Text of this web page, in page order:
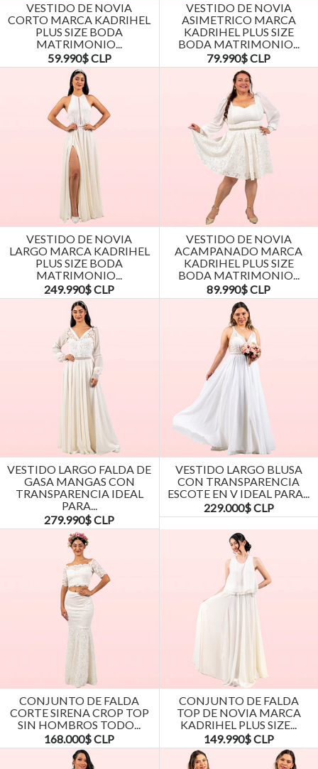
VESTIDO DE NOVIA
CORTO MARCA KADRIHEL
PLUS SIZE BODA
MATRIMONIO...
59.990$ CLP
VESTIDO DE NOVIA
ASIMETRICO MARCA
KADRIHEL PLUS SIZE
BODA MATRIMONIO...
79.990$ CLP
VESTIDO DE NOVIA
LARGO MARCA KADRIHEL
PLUS SIZE BODA
MATRIMONIO...
249.990$ CLP
VESTIDO DE NOVIA
ACAMPANADO MARCA
KADRIHEL PLUS SIZE
BODA MATRIMONIO...
89.990$ CLP
VESTIDO LARGO FALDA DE
GASA MANGAS CON
TRANSPARENCIA IDEAL
PARA...
279.990$ CLP
VESTIDO LARGO BLUSA
CON TRANSPARENCIA
ESCOTE EN V IDEAL PARA...
229.000$ CLP
CONJUNTO DE FALDA
CORTE SIRENA CROP TOP
SIN HOMBROS TODO...
168.000$ CLP
CONJUNTO DE FALDA
TOP DE NOVIA MARCA
KADRIHEL PLUS SIZE...
149.990$ CLP